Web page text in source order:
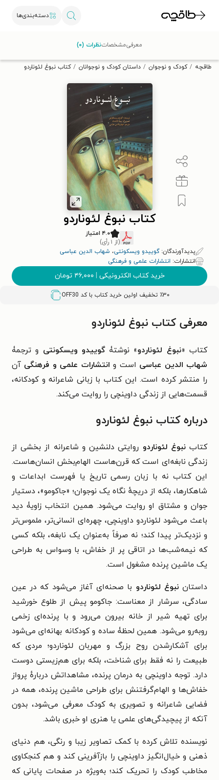
دسته‌بندی‌ها
تخفیف از طاقچه دریافت کن.
طاقچه کودک و نوجوان داستان کودک و نوجوانان کتاب نبوغ لئوناردو
کتاب نبوغ لئوناردو
۴.۰ امتیاز
(از ۱ رأی)
پدیدآورندگان:گوییدو ویسکونتی، شهاب الدین عباسی
انتشارات: انتشارات علمی و فرهنگی
خرید کتاب الکترونیکی | ۴۶,۰۰۰ تومان
٪۳۰ تخفیف اولین خرید کتاب با کد OFF30
معرفیمشخصاتنظرات (۰)
معرفی کتاب نبوغ لئوناردو
کتاب «نبوغ لئوناردو» نوشتۀگوییدو ویسکونتی و ترجمۀ
شهاب الدین عباسی است و انتشارات علمی و فرهنگی آن
را منتشر کرده است. این کتاب با زبانی شاعرانه و کودکانه،
قسمت‌هایی از زندگی داوینچی را روایت می‌کند.
درباره کتاب نبوغ لئوناردو
کتابنبوغ لئوناردو روایتی دلنشین و شاعرانه از بخشی از
زندگی نابغه‌ای است که قرن‌هاست الهام‌بخش انسان‌هاست.
این کتاب نه با زبان رسمی تاریخ یا فهرست ابداعات و
شاهکارها، بلکه از دریچهٔ نگاه یک نوجوان؛ «جاکومو»، دستیار
جوان و مشتاق او روایت می‌شود. همین انتخاب زاویۀ دید
باعث می‌شود لئوناردو داوینچی، چهره‌ای انسانی‌تر، ملموس‌تر
و نزدیک‌تر پیدا کند؛ نه صرفاً به‌عنوان یک نابغه، بلکه کسی
که نیمه‌شب‌ها در اتاقی پر از خفاش، با وسواس به طراحی
یک ماشین پرنده مشغول است.
داستاننبوغ لئوناردو با صحنه‌ای آغاز می‌شود که در عین
سادگی، سرشار از معناست: جاکومو پیش از طلوع خورشید
برای تهیه شیر از خانه بیرون می‌رود و با پرنده‌ای زخمی
روبه‌رو می‌شود. همین لحظۀ ساده و کودکانه بهانه‌ای می‌شود
برای آشکارشدن روح بزرگ و مهربان لئوناردو؛ مردی که
طبیعت را نه فقط برای شناخت، بلکه برای هم‌زیستی دوست
دارد. توجه داوینچی به درمان پرنده، مشاهداتش دربارهٔ پرواز
خفاش‌ها و الهام‌گرفتنش برای طراحی ماشین پرنده، همه در
فضایی شاعرانه و تصویری به کودک معرفی می‌شود، بدون
آنکه از پیچیدگی‌های علمی یا هنری او خبری باشد.
نویسنده تلاش کرده با کمک تصاویر زیبا و رنگی، هم دنیای
ذهنی و خیال‌انگیز داوینچی را بازآفرینی کند و هم کنجکاوی
مخاطب کودک را تحریک کند؛ به‌ویژه در صفحات پایانی که